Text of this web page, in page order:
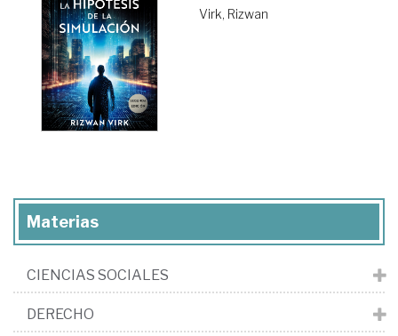
Virk, Rizwan
Materias
CIENCIAS SOCIALES
DERECHO